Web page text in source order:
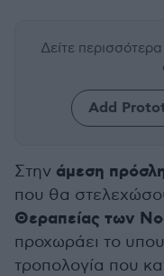
Δείτε
Add
Στην άμεση
που θα
Θεραπείας των
προχωράει το
τροπολογία που